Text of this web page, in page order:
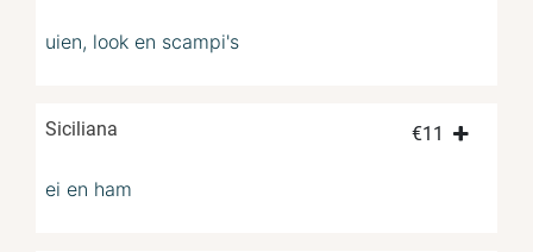
uien, look en scampi's
Siciliana €11
ei en ham